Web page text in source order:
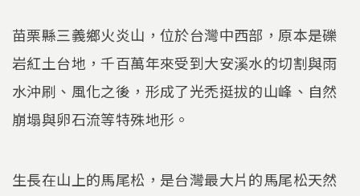
苗栗縣三義鄉火炎山，位於台灣中西部，原本是礫
岩紅土台地，千百萬年來受到大安溪水的切割與雨
水沖刷、風化之後，形成了光禿挺拔的山峰、自然
崩塌與卵石流等特殊地形。
生長在山上的馬尾松，是台灣最大片的馬尾松天然